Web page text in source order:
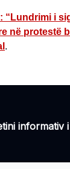
“Lundrimi i
në protestë
.
informativ